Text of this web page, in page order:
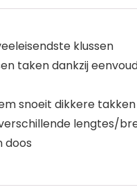
klussen
taken dankzij
snoeit dikkere
lengtes/
doos